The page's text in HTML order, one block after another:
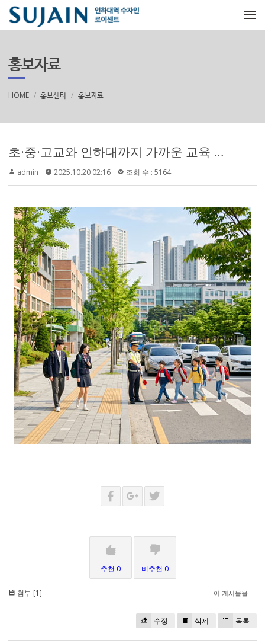
메뉴 건너뛰기
홍보자료
HOME 홍보센터 홍보자료
초·중·고교와 인하대까지 가까운 교육 생활권으로 안내되며, 인천용학초, 용현남초, 용현중, 용현여중, 인항고 등이 언급됩니다.
admin 2025.10.20 02:16 조회 수 : 5164
추천 0 비추천 0
첨부 [1] 이 게시물을
수정 삭제 목록